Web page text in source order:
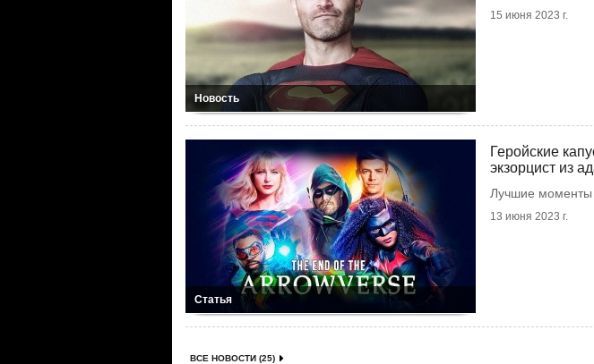
Новость
15 июня 2023 г.
Статья
Геройские
экзорцист из
Лучшие моменты
13 июня 2023 г.
ВСЕ НОВОСТИ (25)